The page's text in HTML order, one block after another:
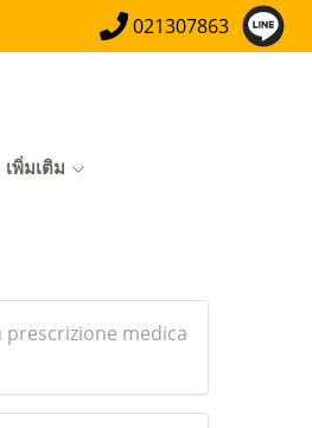
021307863
เพิ่มเติม
prescrizione medica